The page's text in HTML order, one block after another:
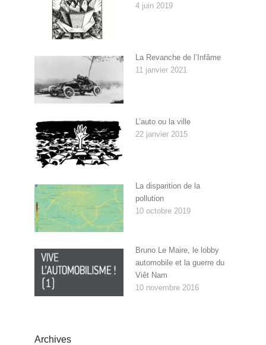
4 juin 2019
La Revanche de l’Infâme
11 janvier 2021
L’auto ou la ville
22 janvier 2015
La disparition de la
pollution
10 octobre 2019
Bruno Le Maire, le lobby
automobile et la guerre du
Viêt Nam
10 novembre 2016
Archives